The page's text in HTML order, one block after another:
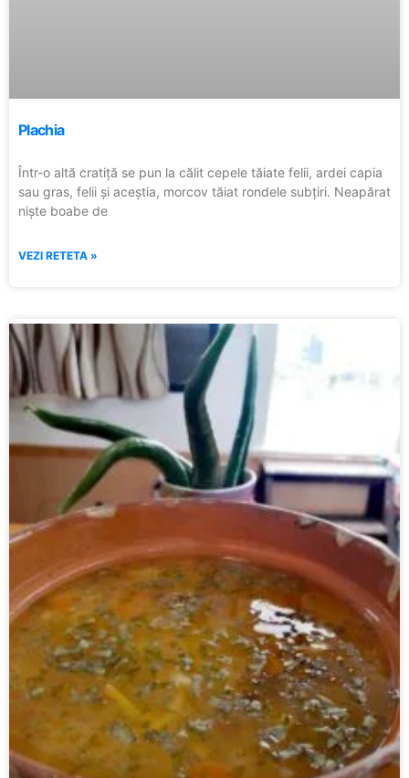
Plachia
Într-o altă cratiță se pun la călit cepele tăiate felii, ardei capia
sau gras, felii și aceștia, morcov tăiat rondele subțiri. Neapărat
niște boabe de
VEZI RETETA »